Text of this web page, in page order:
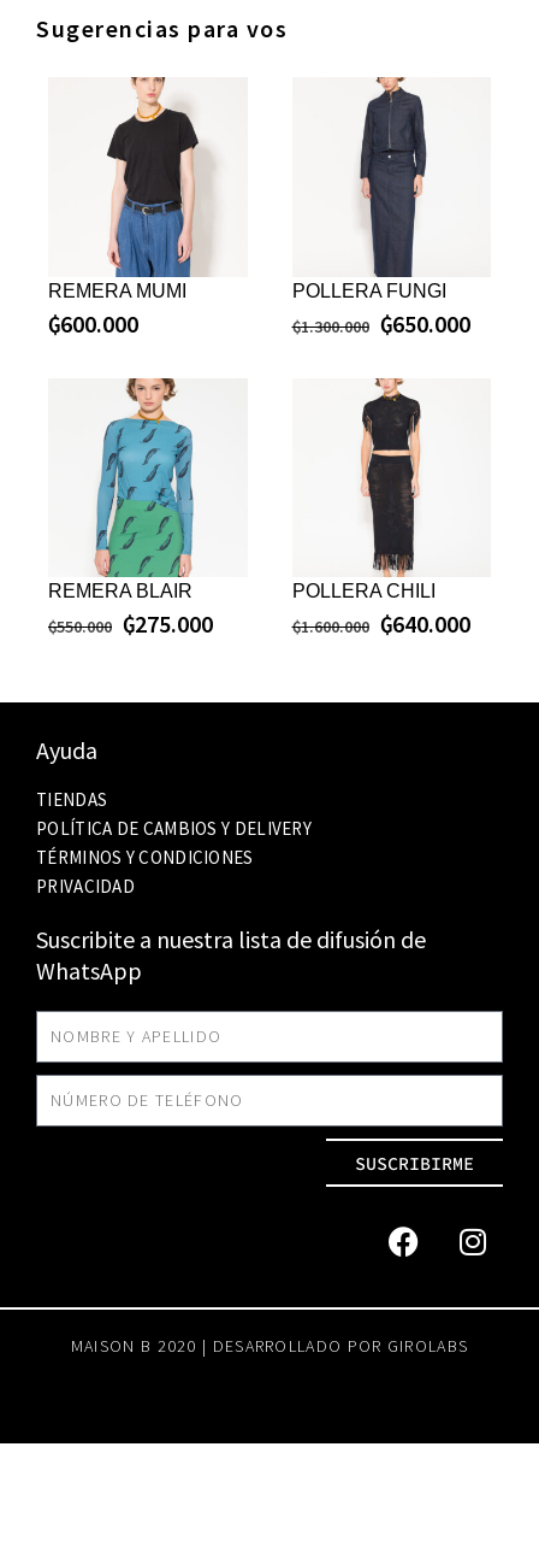
Sugerencias para vos
REMERA MUMI
₲600.000
POLLERA FUNGI
₲1.300.000 ₲650.000
REMERA BLAIR
₲550.000 ₲275.000
POLLERA CHILI
₲1.600.000 ₲640.000
Ayuda
TIENDAS
POLÍTICA DE CAMBIOS Y DELIVERY
TÉRMINOS Y CONDICIONES
PRIVACIDAD
Suscribite a nuestra lista de difusión de
WhatsApp
SUSCRIBIRME
MAISON B 2020 | DESARROLLADO POR GIROLABS